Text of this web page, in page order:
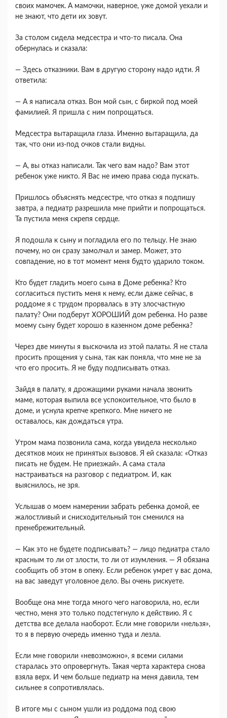
своих мамочек. А мамочки, наверное, уже домой уехали и
не знают, что дети их зовут.
За столом сидела медсестра и что-то писала. Она
обернулась и сказала:
— Здесь отказники. Вам в другую сторону надо идти. Я
ответила:
— А я написала отказ. Вон мой сын, с биркой под моей
фамилией. Я пришла с ним попрощаться.
Медсестра вытаращила глаза. Именно вытаращила, да
так, что они из-под очков стали видны.
— А, вы отказ написали. Так чего вам надо? Вам этот
ребенок уже никто. Я Вас не имею права сюда пускать.
Пришлось объяснять медсестре, что отказ я подпишу
завтра, а педиатр разрешила мне прийти и попрощаться.
Та пустила меня скрепя сердце.
Я подошла к сыну и погладила его по тельцу. Не знаю
почему, но он сразу замолчал и замер. Может, это
совпадение, но в тот момент меня будто ударило током.
Кто будет гладить моего сына в Доме ребенка? Кто
согласиться пустить меня к нему, если даже сейчас, в
роддоме я с трудом прорвалась в эту злосчастную
палату? Они подберут ХОРОШИЙ дом ребенка. Но разве
моему сыну будет хорошо в казенном доме ребенка?
Через две минуты я выскочила из этой палаты. Я не стала
просить прощения у сына, так как поняла, что мне не за
что его просить. Я не буду подписывать отказ.
Зайдя в палату, я дрожащими руками начала звонить
маме, которая выпила все успокоительное, что было в
доме, и уснула крепче крепкого. Мне ничего не
оставалось, как дождаться утра.
Утром мама позвонила сама, когда увидела несколько
десятков моих не принятых вызовов. Я ей сказала: «Отказ
писать не будем. Не приезжай». А сама стала
настраиваться на разговор с педиатром. И, как
выяснилось, не зря.
Услышав о моем намерении забрать ребенка домой, ее
жалостливый и снисходительный тон сменился на
пренебрежительный.
— Как это не будете подписывать? — лицо педиатра стало
красным то ли от злости, то ли от изумления. — Я обязана
сообщить об этом в опеку. Если ребенок умрет у вас дома,
на вас заведут уголовное дело. Вы очень рискуете.
Вообще она мне тогда много чего наговорила, но, если
честно, меня это только подстегнуло к действию. Я с
детства все делала наоборот. Если мне говорили «нельзя»,
то я в первую очередь именно туда и лезла.
Если мне говорили «невозможно», я всеми силами
старалась это опровергнуть. Такая черта характера снова
взяла верх. И чем больше педиатр на меня давила, тем
сильнее я сопротивлялась.
В итоге мы с сыном ушли из роддома под свою